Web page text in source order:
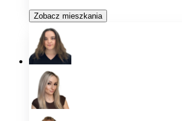
Zobacz mieszkania